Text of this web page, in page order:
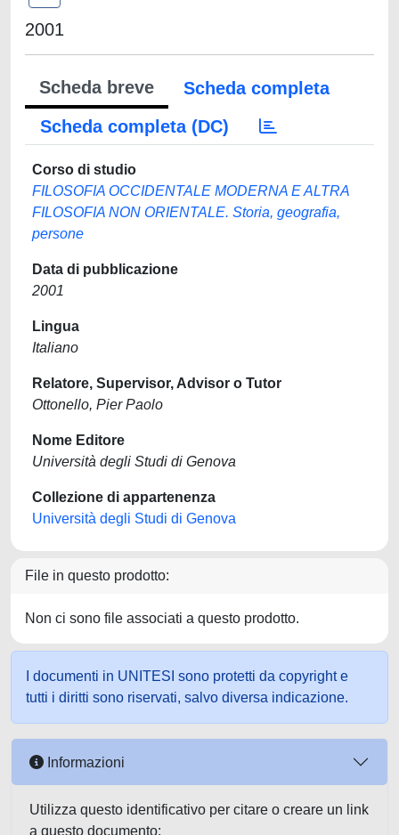
2001
Scheda breve
Scheda completa
Scheda completa (DC)
Corso di studio
FILOSOFIA OCCIDENTALE MODERNA E ALTRA
FILOSOFIA NON ORIENTALE. Storia, geografia,
persone
Data di pubblicazione
2001
Lingua
Italiano
Relatore, Supervisor, Advisor o Tutor
Ottonello, Pier Paolo
Nome Editore
Università degli Studi di Genova
Collezione di appartenenza
Università degli Studi di Genova
File in questo prodotto:
Non ci sono file associati a questo prodotto.
I documenti in UNITESI sono protetti da copyright e
tutti i diritti sono riservati, salvo diversa indicazione.
Informazioni
Utilizza questo identificativo per citare o creare un link
a questo documento: